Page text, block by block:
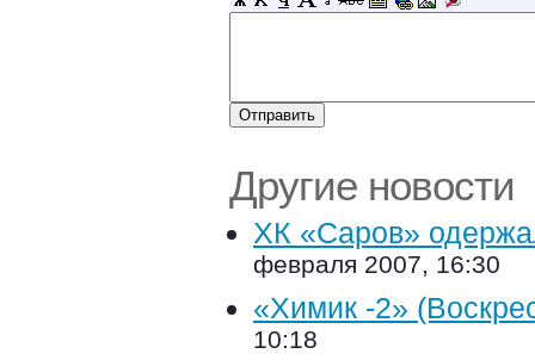
Другие новости
ХК «Саров»
февраля 2007, 16:30
«Химик -2»
10:18